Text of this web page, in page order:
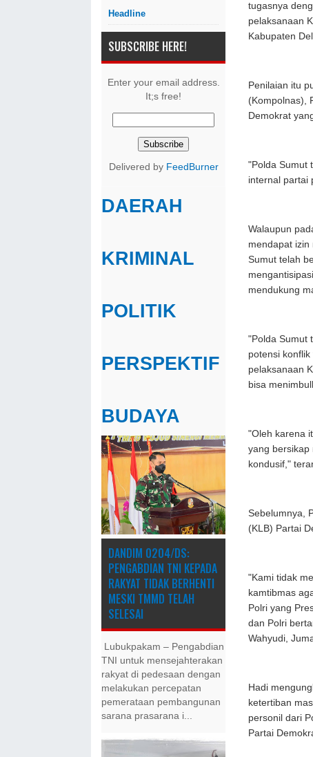
Headline
SUBSCRIBE HERE!
Enter your email address.
It;s free!
Delivered by FeedBurner
DAERAH
KRIMINAL
POLITIK
PERSPEKTIF
BUDAYA
DANDIM 0204/DS:
PENGABDIAN TNI KEPADA
RAKYAT TIDAK BERHENTI
MESKI ​TMMD TELAH
SELESAI
Lubukpakam – Pengabdian
TNI untuk mensejahterakan
rakyat di pedesaan dengan
melakukan percepatan
pemerataan pembangunan
sarana prasarana i...
tugasnya
pelaksanaan
Kabupaten
Penilaian itu
(Kompolnas),
Demokrat
"Polda Sumut
internal partai
Walaupun
mendapat izin
Sumut telah
mendukung
"Polda Sumut
potensi
pelaksanaan
bisa
"Oleh karena
yang bersikap
kondusif,"
Sebelumnya,
(KLB) Partai
"Kami tidak
kamtibmas
Polri yang
dan Polri
Wahyudi,
Hadi
ketertiban
personil dari
Partai